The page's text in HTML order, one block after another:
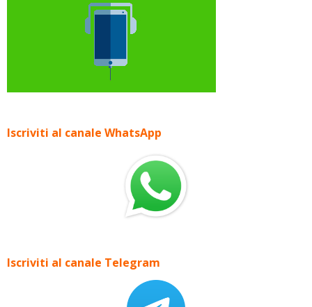
Iscriviti al canale WhatsApp
Iscriviti al canale Telegram